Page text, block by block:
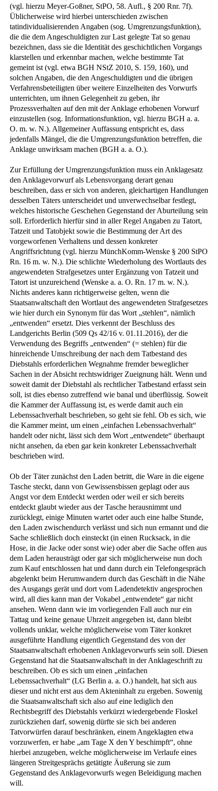
(vgl. hierzu Meyer-Goßner, StPO, 58. Aufl., § 200 Rnr. 7f).
Üblicherweise wird hierbei unterschieden zwischen
tatindividualisierenden Angaben (sog. Umgrenzungsfunktion),
die die dem Angeschuldigten zur Last gelegte Tat so genau
bezeichnen, dass sie die Identität des geschichtlichen Vorgangs
klarstellen und erkennbar machen, welche bestimmte Tat
gemeint ist (vgl. etwa BGH NStZ 2010, S. 159, 160), und
solchen Angaben, die den Angeschuldigten und die übrigen
Verfahrensbeteiligten über weitere Einzelheiten des Vorwurfs
unterrichten, um ihnen Gelegenheit zu geben, ihr
Prozessverhalten auf den mit der Anklage erhobenen Vorwurf
einzustellen (sog. Informationsfunktion, vgl. hierzu BGH a. a.
O. m. w. N.). Allgemeiner Auffassung entspricht es, dass
jedenfalls Mängel, die die Umgrenzungsfunktion betreffen, die
Anklage unwirksam machen (BGH a. a. O.).
Zur Erfüllung der Umgrenzungsfunktion muss ein Anklagesatz
den Anklagevorwurf als Lebensvorgang derart genau
beschreiben, dass er sich von anderen, gleichartigen Handlungen
desselben Täters unterscheidet und unverwechselbar festlegt,
welches historische Geschehen Gegenstand der Aburteilung sein
soll. Erforderlich hierfür sind in aller Regel Angaben zu Tatort,
Tatzeit und Tatobjekt sowie die Bestimmung der Art des
vorgeworfenen Verhaltens und dessen konkreter
Angriffsrichtung (vgl. hierzu MünchKomm-Wenske § 200 StPO
Rn. 16 m. w. N.). Die schlichte Wiederholung des Wortlauts des
angewendeten Strafgesetzes unter Ergänzung von Tatzeit und
Tatort ist unzureichend (Wenske a. a. O. Rn. 17 m. w. N.).
Nichts anderes kann richtigerweise gelten, wenn die
Staatsanwaltschaft den Wortlaut des angewendeten Strafgesetzes
wie hier durch ein Synonym für das Wort „stehlen“, nämlich
„entwenden“ ersetzt. Dies verkennt der Beschluss des
Landgerichts Berlin (509 Qs 42/16 v. 01.11.2016), der die
Verwendung des Begriffs „entwenden“ (= stehlen) für die
hinreichende Umschreibung der nach dem Tatbestand des
Diebstahls erforderlichen Wegnahme fremder beweglicher
Sachen in der Absicht rechtswidriger Zueignung hält. Wenn und
soweit damit der Diebstahl als rechtlicher Tatbestand erfasst sein
soll, ist dies ebenso zutreffend wie banal und überflüssig. Soweit
die Kammer der Auffassung ist, es werde damit auch ein
Lebenssachverhalt beschrieben, so geht sie fehl. Ob es sich, wie
die Kammer meint, um einen „einfachen Lebenssachverhalt“
handelt oder nicht, lässt sich dem Wort „entwendete“ überhaupt
nicht ansehen, da eben gar kein konkreter Lebenssachverhalt
beschrieben wird.
Ob der Täter zunächst den Laden betritt, die Ware in die eigene
Tasche steckt, dann von Gewissensbissen geplagt oder aus
Angst vor dem Entdeckt werden oder weil er sich bereits
entdeckt glaubt wieder aus der Tasche herausnimmt und
zurücklegt, einige Minuten wartet oder auch eine halbe Stunde,
den Laden zwischendurch verlässt und sich nun ermannt und die
Sache schließlich doch einsteckt (in einen Rucksack, in die
Hose, in die Jacke oder sonst wie) oder aber die Sache offen aus
dem Laden herausträgt oder gar sich möglicherweise nun doch
zum Kauf entschlossen hat und dann durch ein Telefongespräch
abgelenkt beim Herumwandern durch das Geschäft in die Nähe
des Ausgangs gerät und dort vom Ladendetektiv angesprochen
wird, all dies kann man der Vokabel „entwendete“ gar nicht
ansehen. Wenn dann wie im vorliegenden Fall auch nur ein
Tattag und keine genaue Uhrzeit angegeben ist, dann bleibt
vollends unklar, welche möglicherweise vom Täter konkret
ausgeführte Handlung eigentlich Gegenstand des von der
Staatsanwaltschaft erhobenen Anklagevorwurfs sein soll. Diesen
Gegenstand hat die Staatsanwaltschaft in der Anklageschrift zu
beschreiben. Ob es sich um einen „einfachen
Lebenssachverhalt“ (LG Berlin a. a. O.) handelt, hat sich aus
dieser und nicht erst aus dem Akteninhalt zu ergeben. Sowenig
die Staatsanwaltschaft sich also auf eine lediglich den
Rechtsbegriff des Diebstahls verkürzt wiedergebende Floskel
zurückziehen darf, sowenig dürfte sie sich bei anderen
Tatvorwürfen darauf beschränken, einem Angeklagten etwa
vorzuwerfen, er habe „am Tage X den Y beschimpft“, ohne
hierbei anzugeben, welche möglicherweise im Verlaufe eines
längeren Streitgesprächs getätigte Äußerung sie zum
Gegenstand des Anklagevorwurfs wegen Beleidigung machen
will.